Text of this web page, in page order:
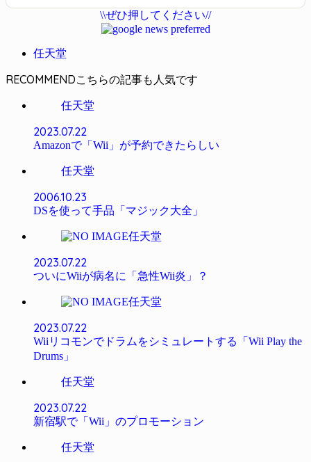
\\ぜひ押してください//
任天堂
RECOMMEND
任天堂
2023.07.22
Amazonで「Wii」が予約できたらしい
任天堂
2006.10.23
DSを使って手品「マジック大全」
任天堂
2023.07.22
ついにWiiが病名に「急性Wii炎」？
任天堂
2023.07.22
Wiiリコモンでドラムをシミュレートする「Wii Play the
Drums」
任天堂
2023.07.22
新宿駅で「Wii」のプロモーション
任天堂